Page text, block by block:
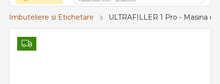
Imbuteliere si Etichetare ULTRAFILLER 1 Pro - Masina